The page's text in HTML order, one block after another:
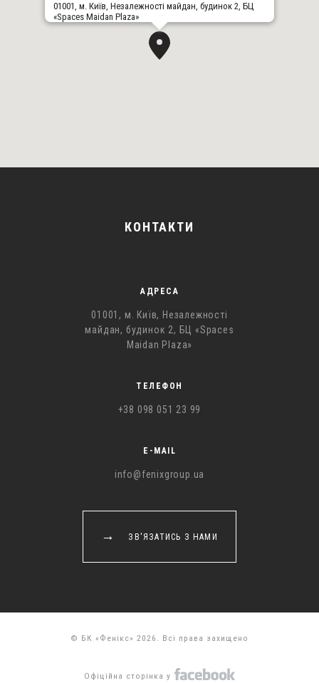
КОНТАКТИ
АДРЕСА
01001, м. Київ, Незалежності
майдан, будинок 2, БЦ «Spaces
Maidan Plaza»
ТЕЛЕФОН
+38 098 051 23 99
E-MAIL
info@fenixgroup.ua
ЗВ'ЯЗАТИСЬ З НАМИ
01001, м. Київ, Незалежності майдан, будинок 2, БЦ
«Spaces Maidan Plaza»
© БК «Фенікс» 2026. Всі права захищено
Офіційна сторінка у